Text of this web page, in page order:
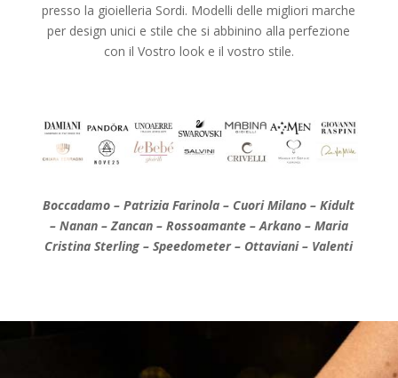
presso la gioielleria Sordi. Modelli delle migliori marche
per design unici e stile che si abbinino alla perfezione
con il Vostro look e il vostro stile.
Boccadamo – Patrizia Farinola – Cuori Milano – Kidult
– Nanan – Zancan – Rossoamante – Arkano – Maria
Cristina Sterling – Speedometer – Ottaviani – Valenti